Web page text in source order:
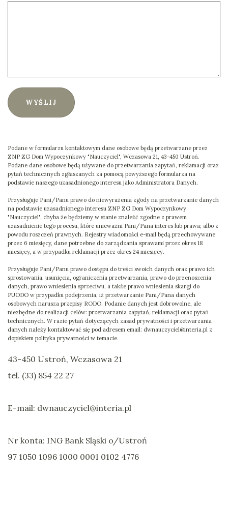
WYŚLIJ
Podane w formularzu kontaktowym dane osobowe będą przetwarzane przez
ZNP ZG Dom Wypoczynkowy "Nauczyciel", Wczasowa 21, 43-450 Ustroń.
Podane dane osobowe będą używane do przetwarzania zapytań, reklamacji oraz
pytań technicznych zgłaszanych za pomocą powyższego formularza na
podstawie naszego uzasadnionego interesu jako Administratora Danych.
Przysługuje Pani/Panu prawo do niewyrażenia zgody na przetwarzanie danych
na podstawie uzasadnionego interesu ZNP ZG Dom Wypoczynkowy
"Nauczyciel", chyba że będziemy w stanie znaleźć zgodne z prawem
uzasadnienie tego procesu, które unieważni Pani/Pana interes lub prawa; albo z
powodu roszczeń prawnych. Rejestry wiadomości e-mail będą przechowywane
przez 6 miesięcy, dane potrzebne do zarządzania sprawami przez okres 18
miesięcy, a w przypadku reklamacji przez okres 24 miesięcy.
Przysługuje Pani/Panu prawo dostępu do treści swoich danych oraz prawo ich
sprostowania, usunięcia, ograniczenia przetwarzania, prawo do przenoszenia
danych, prawo wniesienia sprzeciwu, a także prawo wniesienia skargi do
PUODO w przypadku podejrzenia, iż przetwarzanie Pani/Pana danych
osobowych narusza przepisy RODO. Podanie danych jest dobrowolne, ale
niezbędne do realizacji celów: przetwarzania zapytań, reklamacji oraz pytań
technicznych. W razie pytań dotyczących zasad prywatności i przetwarzania
danych należy kontaktować się pod adresem email: dwnauczyciel@interia.pl z
dopiskiem polityka prywatności w temacie.
43-450 Ustroń, Wczasowa 21
tel. (33) 854 22 27
E-mail: dwnauczyciel@interia.pl
Nr konta: ING Bank Sląski o/Ustroń
97 1050 1096 1000 0001 0102 4776